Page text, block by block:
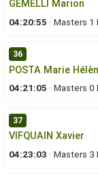
GEMELLI Marion
04:20:55 ·Masters 1
36
POSTA Marie
04:21:05 ·Masters 0
37
VIFQUAIN Xavier
04:23:03 ·Masters 3